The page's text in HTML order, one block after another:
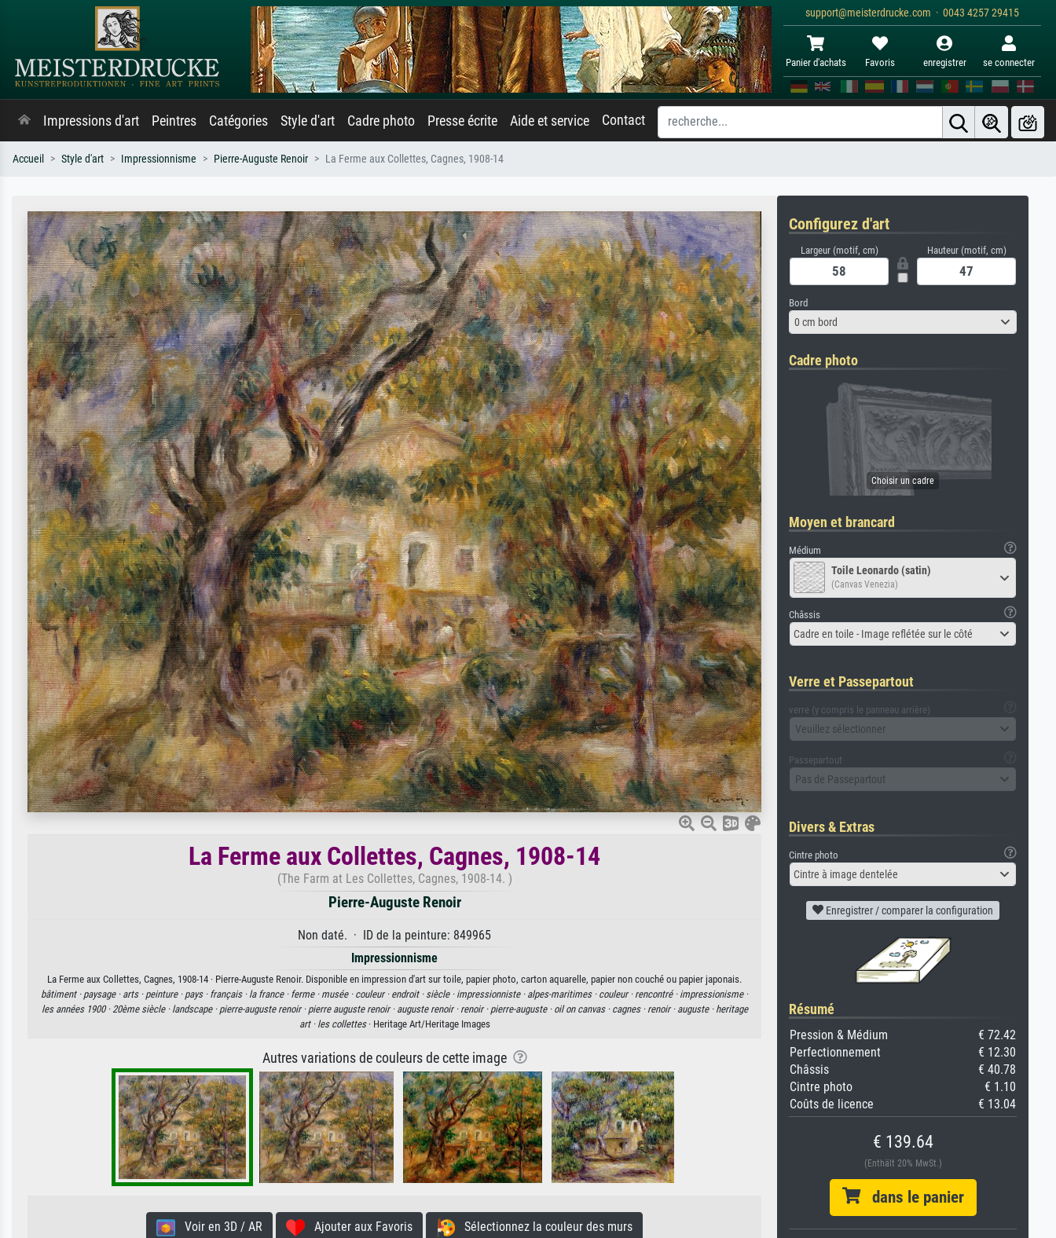
support@meisterdrucke.com · 0043 4257 29415
Panier d'achats Favoris enregistrer se connecter
Impressions d'art Peintres Catégories Style d'art Cadre photo Presse écrite Aide et service Contact
Accueil Style d'art Impressionnisme Pierre-Auguste Renoir La Ferme aux Collettes, Cagnes, 1908-14
La Ferme aux Collettes, Cagnes, 1908-14
(The Farm at Les Collettes, Cagnes, 1908-14. )
Pierre-Auguste Renoir
Non daté. · ID de la peinture: 849965
Impressionnisme
La Ferme aux Collettes, Cagnes, 1908-14 · Pierre-Auguste Renoir. Disponible en impression d'art sur toile, papier photo, carton aquarelle, papier non couché ou papier japonais.
bâtiment · paysage · arts · peinture · pays · français · la france · ferme · musée · couleur · endroit · siècle · impressionniste · alpes-maritimes · couleur · rencontré · impressionisme ·
les années 1900 · 20ème siècle · landscape · pierre-auguste renoir · pierre auguste renoir · auguste renoir · renoir · pierre-auguste · oil on canvas · cagnes · renoir · auguste · heritage
art · les collettes· Heritage Art/Heritage Images
Autres variations de couleurs de cette image
Voir en 3D / AR Ajouter aux Favoris Sélectionnez la couleur des murs
Configurez d'art
Largeur (motif, cm) Hauteur (motif, cm)
Bord
0 cm bord
Cadre photo
Moyen et brancard
Médium
Toile Leonardo (satin)
(Canvas Venezia)
Châssis
Cadre en toile - Image reflétée sur le côté
Verre et Passepartout
verre (y compris le panneau arrière)
Veuillez sélectionner
Passepartout
Pas de Passepartout
Divers & Extras
Cintre photo
Cintre à image dentelée
Enregistrer / comparer la configuration
Résumé
Pression & Médium
€ 72.42
Perfectionnement
€ 12.30
Châssis
€ 40.78
Cintre photo
€ 1.10
Coûts de licence
€ 13.04
€ 139.64
(Enthält 20% MwSt.)
dans le panier